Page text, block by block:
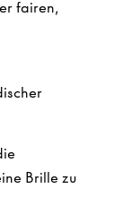
fairen,
Brille zu